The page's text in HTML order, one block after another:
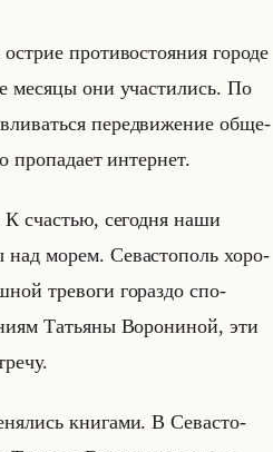
про­ти­во­сто­яния го­ро­де
ме­ся­цы они уча­сти­лись. По
пе­ре­дви­же­ние об­ще­
про­па­да­ет ин­тер­нет.
сча­стью, се­год­ня наши
морем. Се­ва­сто­поль хо­ро­
тре­во­ги го­раз­до спо­
Та­тья­ны Во­ро­ни­ной, эти
кни­га­ми. В Се­ва­сто­